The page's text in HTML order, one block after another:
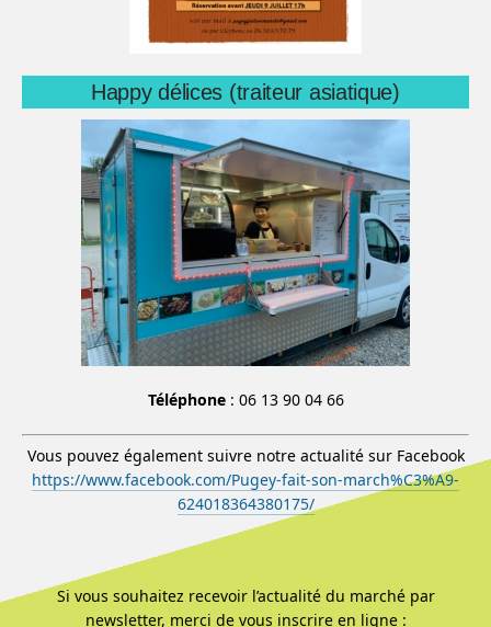
Happy délices (traiteur asiatique)
Téléphone: 06 13 90 04 66
Vous pouvez également suivre notre actualité sur Facebook
https://www.facebook.com/Pugey-fait-son-march%C3%A9-
624018364380175/
Si vous souhaitez recevoir l’actualité du marché par
newsletter, merci de vous inscrire en ligne :